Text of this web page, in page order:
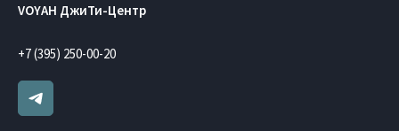
VOYAH ДжиТи-Центр
+7 (395) 250-00-20